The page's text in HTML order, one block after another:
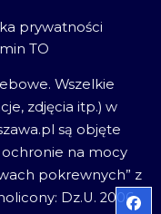
prywatności
TO
Wszelkie
zdjęcia itp.) w
są objęte
na mocy
pokrewnych” z
Dz.U. 2006